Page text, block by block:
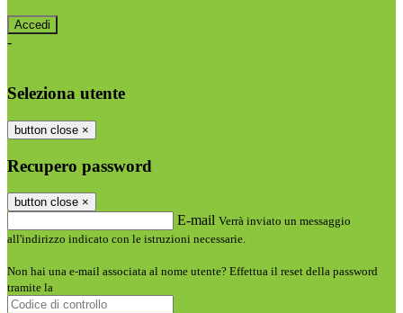
-
Seleziona utente
button close ×
Recupero password
button close ×
E-mail Verrà inviato un messaggio
all'indirizzo indicato con le istruzioni necessarie.
Non hai una e-mail associata al nome utente? Effettua il reset della password
tramite la